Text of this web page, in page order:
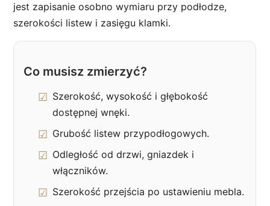
jest zapisanie osobno wymiaru przy podłodze,
szerokości listew i zasięgu klamki.
Co musisz zmierzyć?
Szerokość, wysokość i głębokość
dostępnej wnęki.
Grubość listew przypodłogowych.
Odległość od drzwi, gniazdek i
włączników.
Szerokość przejścia po ustawieniu mebla.